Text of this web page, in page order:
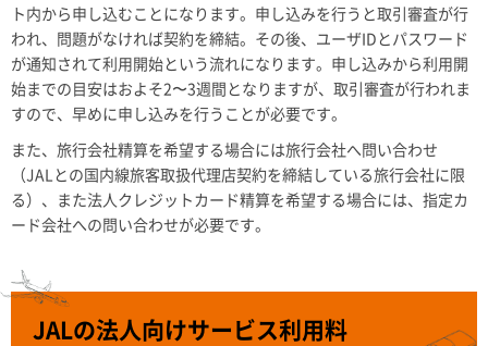
ト内から申し込むことになります。申し込みを行うと取引審査が行
われ、問題がなければ契約を締結。その後、ユーザIDとパスワード
が通知されて利用開始という流れになります。申し込みから利用開
始までの目安はおよそ2〜3週間となりますが、取引審査が行われま
すので、早めに申し込みを行うことが必要です。
また、旅行会社精算を希望する場合には旅行会社へ問い合わせ
（JALとの国内線旅客取扱代理店契約を締結している旅行会社に限
る）、また法人クレジットカード精算を希望する場合には、指定カ
ード会社への問い合わせが必要です。
JALの法人向けサービス利用料